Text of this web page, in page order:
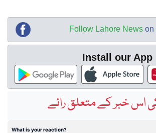
Follow Lahore News on
Install our App
اس خبر کے متعلق رائے